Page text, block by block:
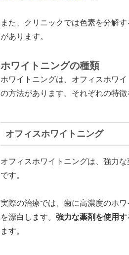
また、クリニックでは色素を分解
があります。
ホワイトニングの種類
ホワイトニングは、オフィスホワ
の方法があります。それぞれの特徴
オフィスホワイトニング
オフィスホワイトニングは、強力
です。
実際の治療では、歯に高濃度のホ
を漂白します。 強力な薬剤を使用
ます。